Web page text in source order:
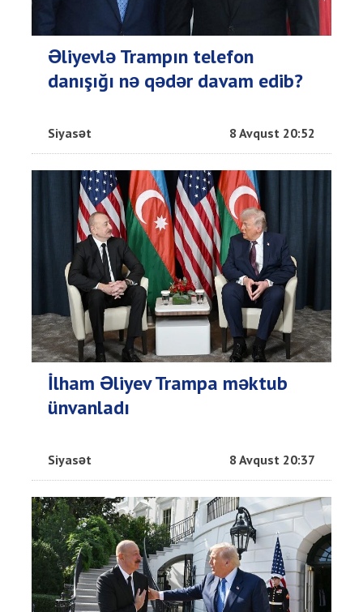
Əliyevlə Trampın telefon
danışığı nə qədər davam edib?
Siyasət 8 Avqust 20:52
İlham Əliyev Trampa məktub
ünvanladı
Siyasət 8 Avqust 20:37